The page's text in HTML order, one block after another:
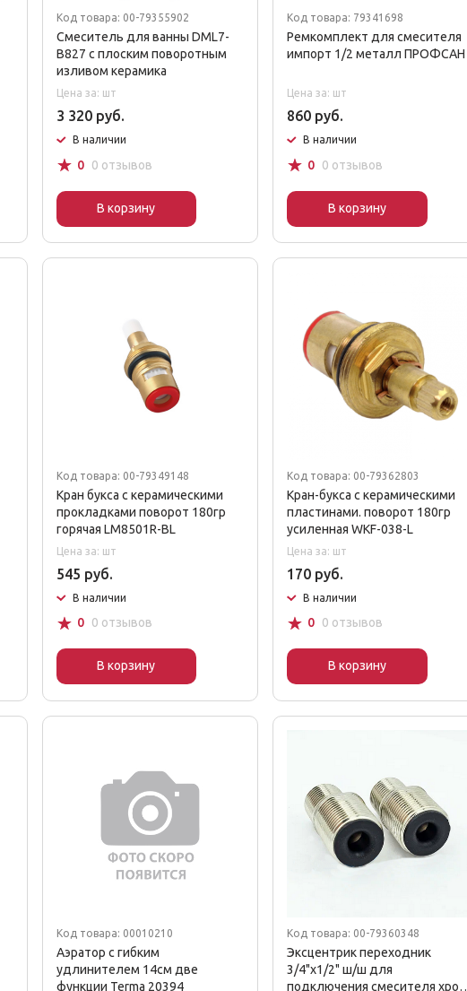
Код товара: 00-79355902
Смеситель для ванны DML7-
В827 с плоским поворотным
изливом керамика
Цена за: шт
3 320 руб.
В наличии
☆ 0 0 отзывов
В корзину
Код товара: 79341698
Ремкомплект для смесителя
импорт 1/2 металл ПРОФСАН
Цена за: шт
860 руб.
В наличии
☆ 0 0 отзывов
В корзину
Код товара: 00-79349148
Кран букса с керамическими
прокладками поворот 180гр
горячая LM8501R-BL
Цена за: шт
545 руб.
В наличии
☆ 0 0 отзывов
В корзину
Код товара: 00-79362803
Кран-букса с керамическими
пластинами. поворот 180гр
усиленная WKF-038-L
Цена за: шт
170 руб.
В наличии
☆ 0 0 отзывов
В корзину
Код товара: 00010210
Аэратор с гибким
удлинителем 14см две
функции Terma 20394
Код товара: 00-79360348
Эксцентрик переходник
3/4"х1/2" ш/ш для
подключения смесителя хром